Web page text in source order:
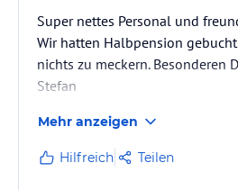
Super nettes Personal und
Wir hatten Halbpension
nichts zu meckern. Besonderen
Stefan
Mehr anzeigen
Hilfreich Teilen